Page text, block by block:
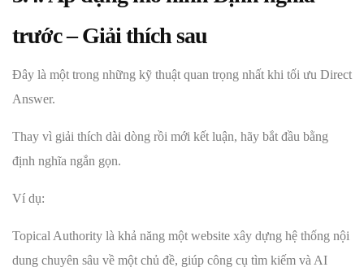
trước – Giải thích sau
Đây là một trong những kỹ thuật quan trọng nhất khi tối ưu Direct
Answer.
Thay vì giải thích dài dòng rồi mới kết luận, hãy bắt đầu bằng
định nghĩa ngắn gọn.
Ví dụ:
Topical Authority là khả năng một website xây dựng hệ thống nội
dung chuyên sâu về một chủ đề, giúp công cụ tìm kiếm và AI